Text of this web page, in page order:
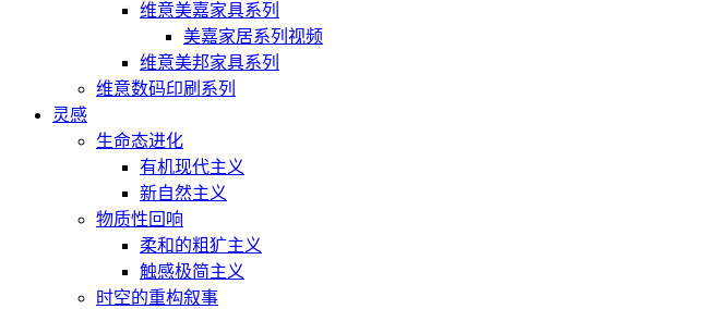
维意美嘉家具系列
美嘉家居系列视频
维意美邦家具系列
维意数码印刷系列
灵感
生命态进化
有机现代主义
新自然主义
物质性回响
柔和的粗犷主义
触感极简主义
时空的重构叙事